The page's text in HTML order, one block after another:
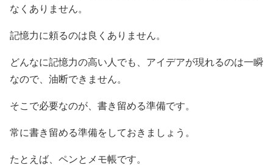
なくありません。
記憶力に頼るのは良くありません。
どんなに記憶力の高い人でも、アイデアが現れるのは一瞬
なので、油断できません。
そこで必要なのが、書き留める準備です。
常に書き留める準備をしておきましょう。
たとえば、ペンとメモ帳です。